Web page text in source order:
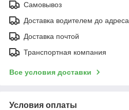
Самовывоз
Доставка водителем до адреса
Доставка почтой
Транспортная компания
Все условия доставки
Условия оплаты